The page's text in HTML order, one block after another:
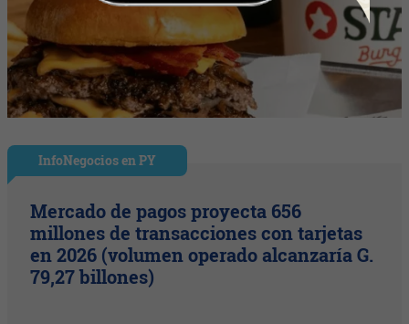
InfoNegocios en PY
Mercado de pagos proyecta 656
millones de transacciones con tarjetas
en 2026 (volumen operado alcanzaría G.
79,27 billones)